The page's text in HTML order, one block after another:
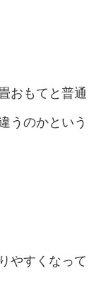
おもてと普通
うのかという
やすくなって